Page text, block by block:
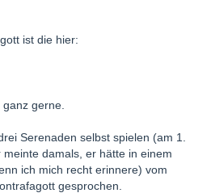
ist die hier:
gerne.
Serenaden selbst spielen (am 1.
damals, er hätte in einem
ich mich recht erinnere) vom
gesprochen.